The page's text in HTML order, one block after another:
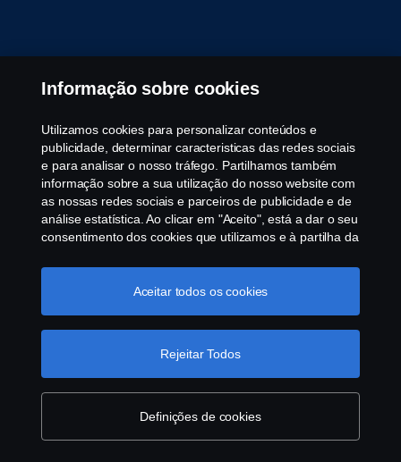
Informação sobre cookies
Utilizamos cookies para personalizar conteúdos e
publicidade, determinar caracteristicas das redes sociais
e para analisar o nosso tráfego. Partilhamos também
informação sobre a sua utilização do nosso website com
as nossas redes sociais e parceiros de publicidade e de
análise estatística. Ao clicar em "Aceito", está a dar o seu
consentimento dos cookies que utilizamos e à partilha da
utilizamos os cookies, visite a nossa secção de cookies,
ou clique no link em rodapé, ou como gerimos os seus
Definições de cookies
Rejeitar Todos
Aceitar todos os cookies